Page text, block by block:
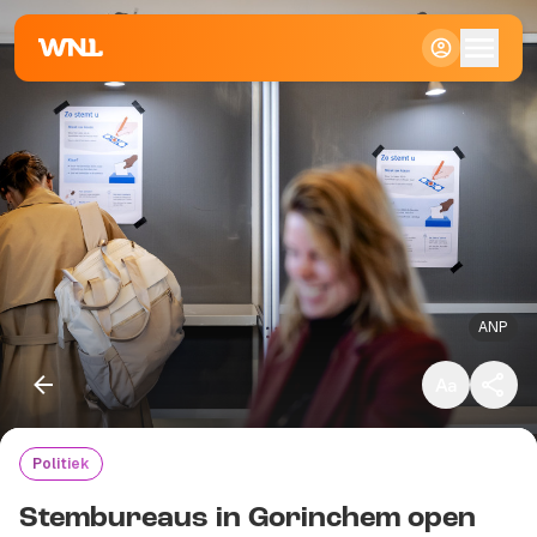
ANP
Klein
Standaard
Groot
Politiek
Stembureaus in Gorinchem open